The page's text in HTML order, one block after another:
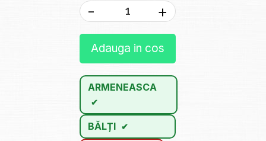
- +
Adauga in cos
ARMENEASCA
BĂLȚI